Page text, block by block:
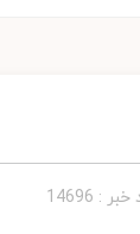
: 14696